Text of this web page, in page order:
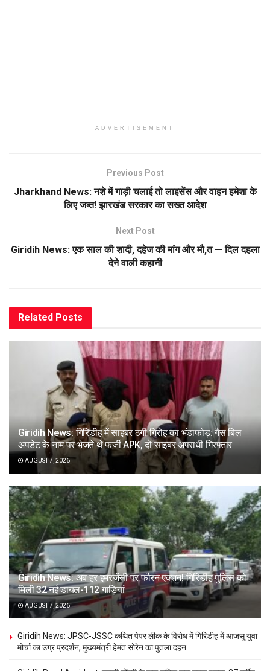
ADVERTISEMENT
Previous Post
Jharkhand News: नशे में गाड़ी चलाई तो लाइसेंस और वाहन हमेशा के
लिए जब्त! झारखंड सरकार का सख्त आदेश
Next Post
Giridih News: एक साल की शादी, दहेज की मांग और मौ,त — दिल दहला
देने वाली कहानी
Related Posts
Giridih News: गिरिडीह में साइबर ठगी गिरोह का भंडाफोड़: गैस बिल
अपडेट के नाम पर भेजते थे फर्जी APK, दो साइबर अपराधी गिरफ्तार
AUGUST 7, 2026
Giridih News: अब हर इमरजेंसी पर फौरन एक्शन! गिरिडीह पुलिस को
मिली 32 नई डायल-112 गाड़ियां
AUGUST 7, 2026
Giridih News: JPSC-JSSC कथित पेपर लीक के विरोध में गिरिडीह में आजसू युवा
मोर्चा का उग्र प्रदर्शन, मुख्यमंत्री हेमंत सोरेन का पुतला दहन